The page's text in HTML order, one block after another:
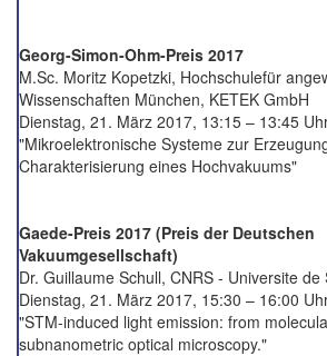
Georg-Simon-Ohm-Preis 2017
M.Sc. Moritz Kopetzki, Hochschulefür
Wissenschaften München, KETEK GmbH
Dienstag, 21. März 2017, 13:15 – 13:45
"Mikroelektronische Systeme zur
Charakterisierung eines Hochvakuums"
Gaede-Preis 2017 (Preis der Deutschen
Vakuumgesellschaft)
Dr. Guillaume Schull, CNRS - Universite de
Dienstag, 21. März 2017, 15:30 – 16:00
"STM-induced light emission: from
subnanometric optical microscopy."